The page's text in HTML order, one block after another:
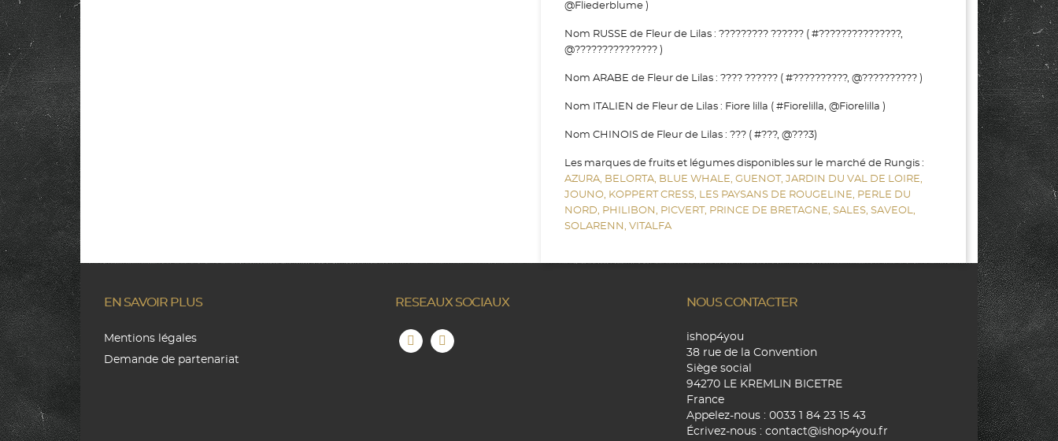
@Fliederblume )
Nom RUSSE de Fleur de Lilas : ????????? ?????? ( #???????????????,
@??????????????? )
Nom ARABE de Fleur de Lilas : ???? ?????? ( #??????????, @?????????? )
Nom ITALIEN de Fleur de Lilas : Fiore lilla ( #Fiorelilla, @Fiorelilla )
Nom CHINOIS de Fleur de Lilas : ??? ( #???, @???3)
Les marques de fruits et légumes disponibles sur le marché de Rungis :
AZURA, BELORTA, BLUE WHALE, GUENOT, JARDIN DU VAL DE LOIRE,
JOUNO, KOPPERT CRESS, LES PAYSANS DE ROUGELINE, PERLE DU
NORD, PHILIBON, PICVERT, PRINCE DE BRETAGNE, SALES, SAVEOL,
SOLARENN, VITALFA
EN SAVOIR PLUS
Mentions légales
Demande de partenariat
RESEAUX SOCIAUX NOUS CONTACTER
ishop4you
38 rue de la Convention
Siège social
94270 LE KREMLIN BICETRE
France
Appelez-nous : 0033 1 84 23 15 43
Écrivez-nous : contact@ishop4you.fr